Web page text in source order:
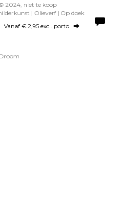
2024, niet te koop
| Olieverf | Op doek
Vanaf € 2,95 excl. porto
Droom